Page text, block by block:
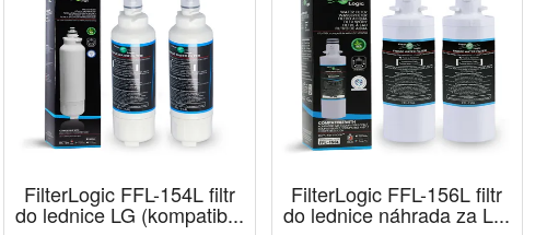
FilterLogic FFL-154L filtr
do lednice LG (kompatib...
FilterLogic FFL-156L filtr
do lednice náhrada za L...